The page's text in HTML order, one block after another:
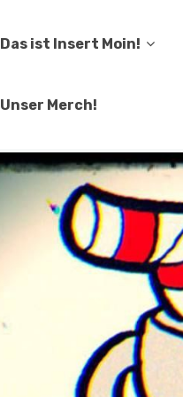
Das ist Insert Moin!
Unser Merch!